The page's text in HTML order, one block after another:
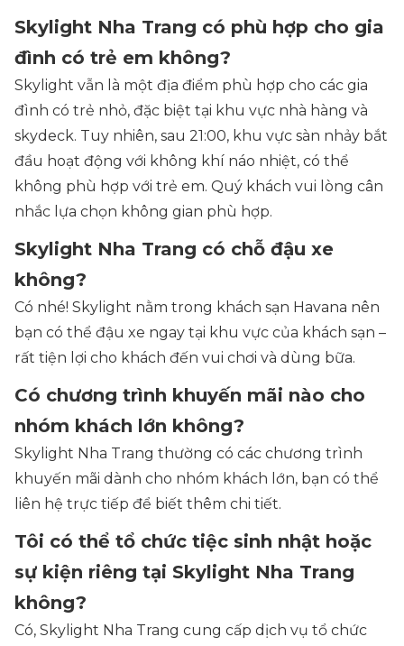
Skylight Nha Trang có phù hợp cho gia
đình có trẻ em không?
Skylight vẫn là một địa điểm phù hợp cho các gia
đình có trẻ nhỏ, đặc biệt tại khu vực nhà hàng và
skydeck. Tuy nhiên, sau 21:00, khu vực sàn nhảy bắt
đầu hoạt động với không khí náo nhiệt, có thể
không phù hợp với trẻ em. Quý khách vui lòng cân
nhắc lựa chọn không gian phù hợp.
Skylight Nha Trang có chỗ đậu xe
không?
Có nhé! Skylight nằm trong khách sạn Havana nên
bạn có thể đậu xe ngay tại khu vực của khách sạn –
rất tiện lợi cho khách đến vui chơi và dùng bữa.
Có chương trình khuyến mãi nào cho
nhóm khách lớn không?
Skylight Nha Trang thường có các chương trình
khuyến mãi dành cho nhóm khách lớn, bạn có thể
liên hệ trực tiếp để biết thêm chi tiết.
Tôi có thể tổ chức tiệc sinh nhật hoặc
sự kiện riêng tại Skylight Nha Trang
không?
Có, Skylight Nha Trang cung cấp dịch vụ tổ chức